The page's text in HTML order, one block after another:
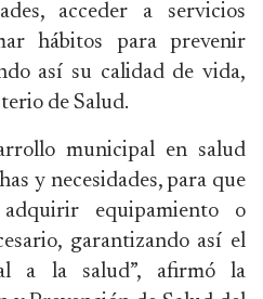
acceder a servicios
hábitos para prevenir
así su calidad de vida,
de Salud.
municipal en salud
y necesidades, para que
equipamiento o
garantizando así el
a la salud”, afirmó la